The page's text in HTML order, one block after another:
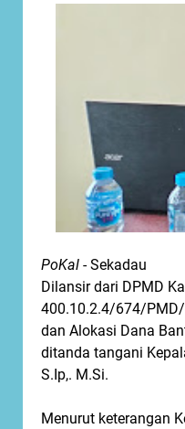
PoKal - Sekadau
Dilansir dari DPMD
400.10.2.4/674/
dan Alokasi Dana
ditanda tangani
S.Ip,. M.Si.
Menurut keterangan